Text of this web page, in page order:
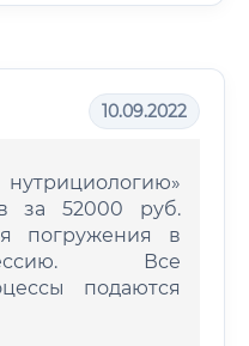
10.09.2022
за 52000 руб.
погружения в
Все
подаются